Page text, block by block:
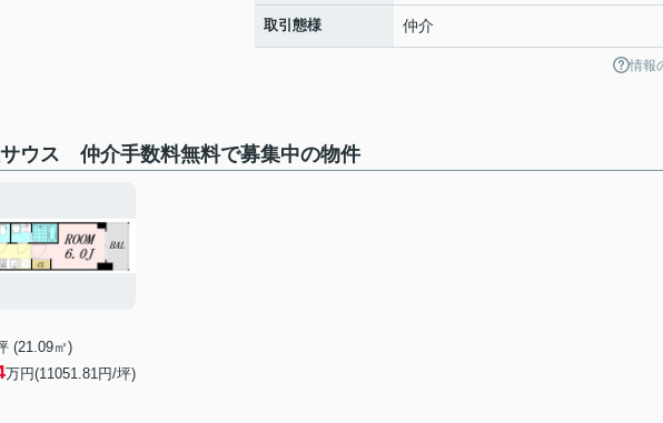
取引態様 仲介
情報
ウス 仲介手数料無料で募集中の物件
(21.09㎡)
万円(11051.81円/坪)